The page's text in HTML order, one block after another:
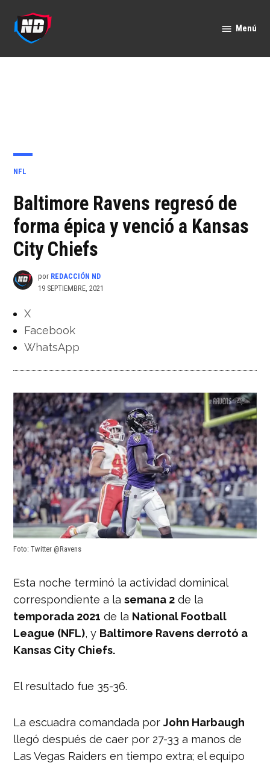
contenido
Menú
PUBLICADO
NFL
Baltimore Ravens regresó de
forma épica y venció a Kansas
City Chiefs
por REDACCIÓN ND
19 SEPTIEMBRE, 2021
X
Facebook
WhatsApp
Foto: Twitter @Ravens
Esta noche terminó la actividad dominical
correspondiente a lasemana 2 de la
temporada 2021 de la National Football
League (NFL), y Baltimore Ravens derrotó a
Kansas City Chiefs.
El resultado fue 35-36.
La escuadra comandada porJohn Harbaugh
llegó después de caer por 27-33 a manos de
Las Vegas Raiders en tiempo extra; el equipo